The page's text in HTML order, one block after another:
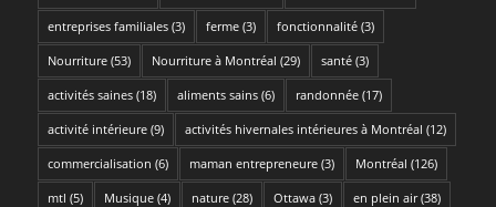
entreprises familiales(3) ferme(3) fonctionnalité(3)
Nourriture(53) Nourriture à Montréal (29) santé(3)
activités saines(18) aliments sains(6) randonnée(17)
activité intérieure(9) activités hivernales intérieures à Montréal (12)
commercialisation (6) maman entrepreneure(3) Montréal (126)
mtl (5) Musique(4) nature(28) Ottawa(3) en plein air(38)